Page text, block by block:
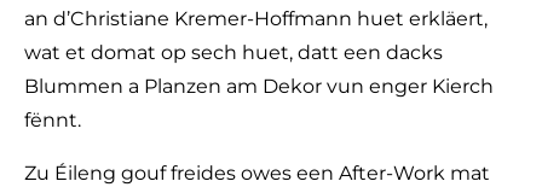
an d’Christiane Kremer-Hoffmann huet erkläert,
wat et domat op sech huet, datt een dacks
Blummen a Planzen am Dekor vun enger Kierch
fënnt.
Zu Éileng gouf freides owes een After-Work mat